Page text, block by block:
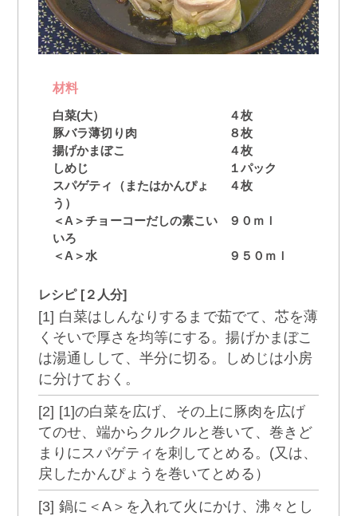
材料
白菜(大）
４枚
豚バラ薄切り肉
８枚
揚げかまぼこ
４枚
しめじ
１パック
スパゲティ（またはかんぴょ
う）
４枚
＜A＞チョーコーだしの素こい
いろ
９０ｍｌ
＜A＞水 ９５０ｍｌ
レシピ [２人分]
[1] 白菜はしんなりするまで茹でて、芯を薄
くそいで厚さを均等にする。揚げかまぼこ
は湯通しして、半分に切る。しめじは小房
に分けておく。
[2] [1]の白菜を広げ、その上に豚肉を広げ
てのせ、端からクルクルと巻いて、巻きど
まりにスパゲティを刺してとめる。(又は、
戻したかんぴょうを巻いてとめる）
[3] 鍋に＜A＞を入れて火にかけ、沸々とし